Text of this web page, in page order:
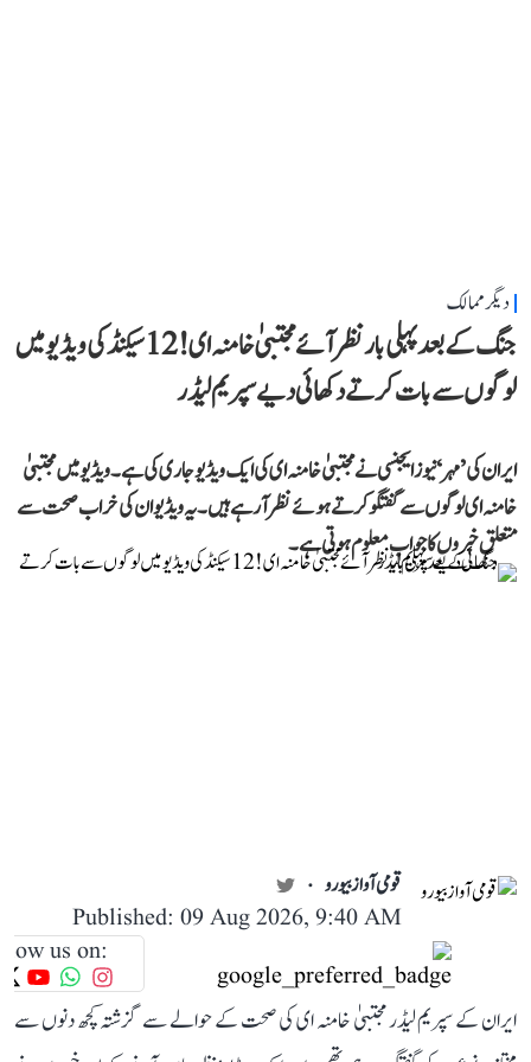
دیگر ممالک
جنگ کے بعد پہلی بار نظر آئے مجتبیٰ خامنہ ای! 12 سیکنڈ کی ویڈیو میں
لوگوں سے بات کرتے دکھائی دیے سپریم لیڈر
ایران کی ’مہر‘ نیوز ایجنسی نے مجتبیٰ خامنہ ای کی ایک ویڈیو جاری کی ہے۔ ویڈیو میں مجتبیٰ
خامنہ ای لوگوں سے گفتگو کرتے ہوئے نظر آرہے ہیں۔ یہ ویڈیو ان کی خراب صحت سے
متعلق خبروں کا جواب معلوم ہوتی ہے۔
قومی آواز بیورو
Published: 09 Aug 2026, 9:40 AM
us on:
ایران کے سپریم لیڈر مجتبیٰ خامنہ ای کی صحت کے حوالے سے گزشتہ کچھ دنوں سے